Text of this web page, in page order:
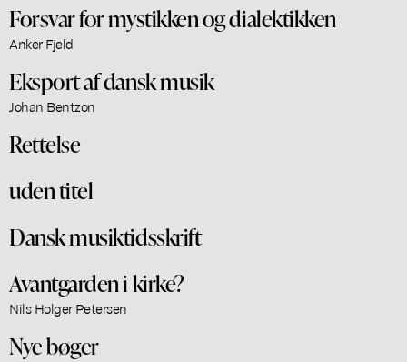
Forsvar for mystikken og dialektikken
Anker Fjeld
Eksport af dansk musik
Johan Bentzon
Rettelse
uden titel
Dansk musiktidsskrift
Avantgarden i kirke?
Nils Holger Petersen
Nye bøger